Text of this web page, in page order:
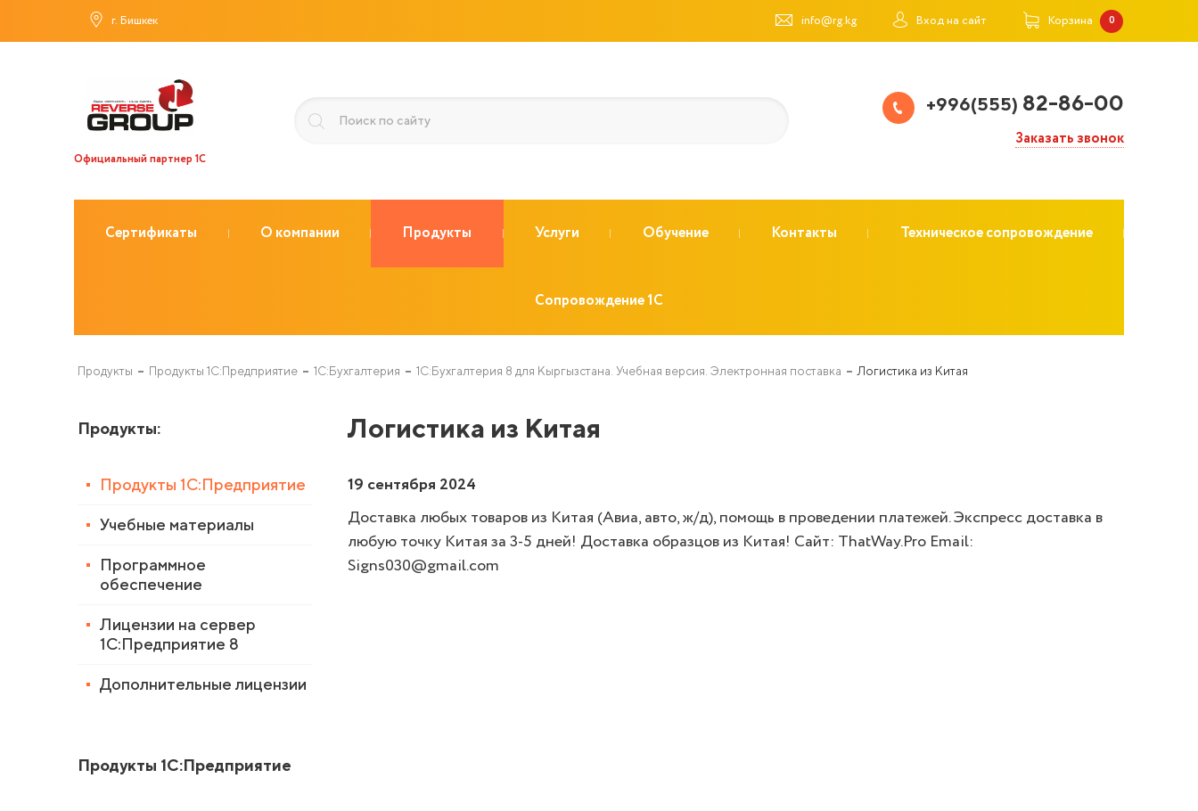
г. Бишкек info@rg.kg Вход на сайт Корзина 0
Официальный партнер 1С
+996(555) 82-86-00
Заказать звонок
Сертификаты О компании Продукты Услуги Обучение Контакты Техническое сопровождение
Сопровождение 1C
Продукты Продукты 1С:Предприятие 1С:Бухгалтерия 1С:Бухгалтерия 8 для Кыргызстана. Учебная версия. Электронная поставка Логистика из Китая
Продукты:
Продукты 1С:Предприятие
Учебные материалы
Программное
обеспечение
Лицензии на сервер
1С:Предприятие 8
Дополнительные лицензии
Продукты 1С:Предприятие
Логистика из Китая
19 сентября 2024
Доставка любых товаров из Китая (Авиа, авто, ж/д), помощь в проведении платежей. Экспресс доставка в
любую точку Китая за 3-5 дней! Доставка образцов из Китая! Сайт: ThatWay.Pro Email:
Signs030@gmail.com